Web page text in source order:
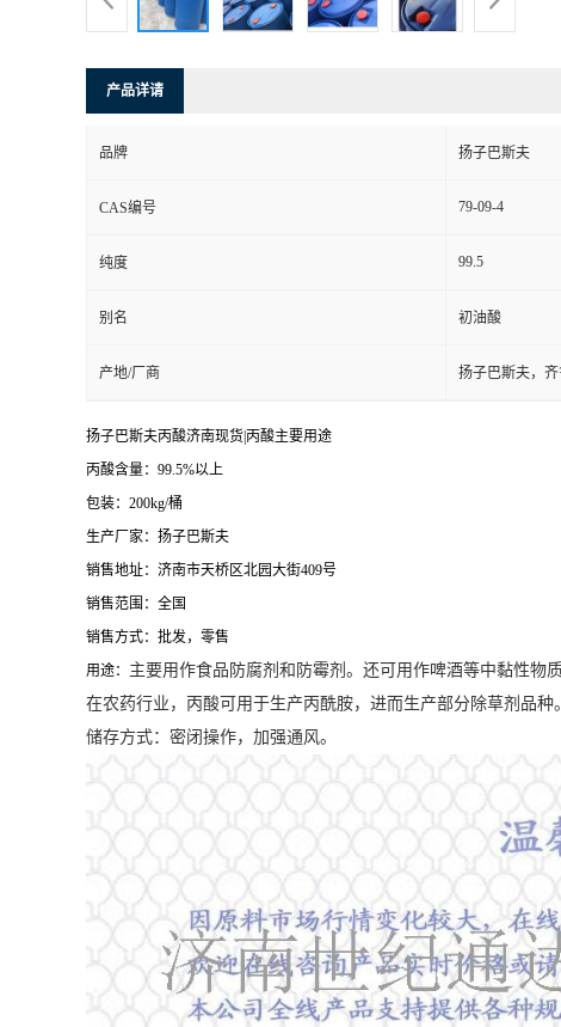
产品详请
品牌 扬子巴斯夫
CAS编号 79-09-4
纯度 99.5
别名 初油酸
产地/厂商 扬子巴斯夫，
扬子巴斯夫丙酸济南现货|丙酸主要用途
丙酸含量：99.5%以上
包装：200kg/桶
生产厂家：扬子巴斯夫
销售地址：济南市天桥区北园大街409号
销售范围：全国
销售方式：批发，零售
用途： 主要用作食品防腐剂和防霉剂。还可用作啤酒等中黏性物
在农药行业，丙酸可用于生产丙酰胺，进而生产部分除草剂品种
储存方式： 密闭操作，加强通风。